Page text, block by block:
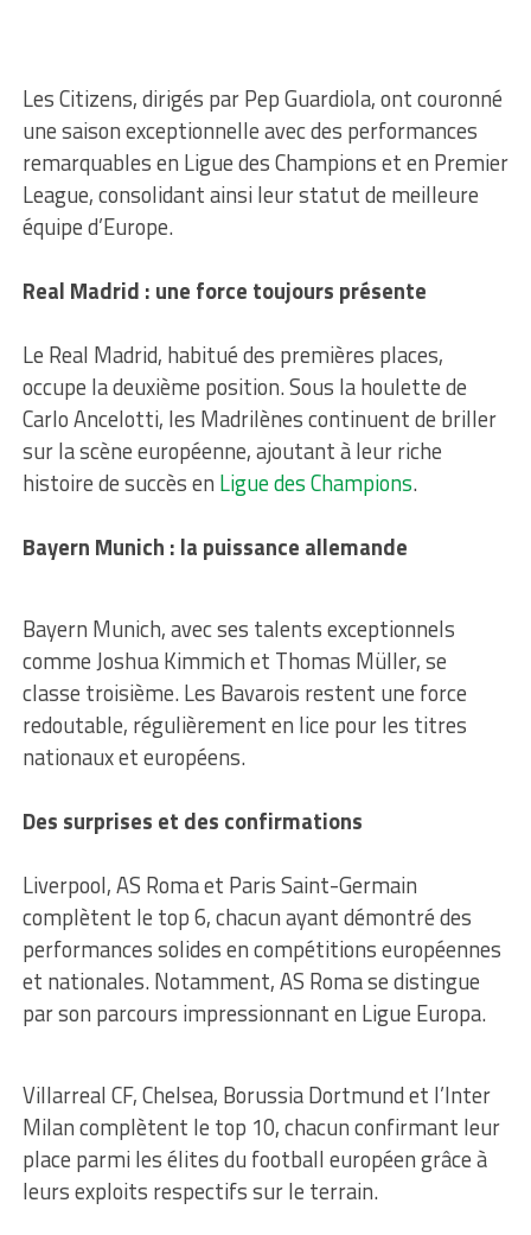
Les Citizens, dirigés par Pep Guardiola, ont couronné
une saison exceptionnelle avec des performances
remarquables en Ligue des Champions et en Premier
League, consolidant ainsi leur statut de meilleure
équipe d’Europe.
Real Madrid : une force toujours présente
Le Real Madrid, habitué des premières places,
occupe la deuxième position. Sous la houlette de
Carlo Ancelotti, les Madrilènes continuent de briller
sur la scène européenne, ajoutant à leur riche
histoire de succès en Ligue des Champions.
Bayern Munich : la puissance allemande
Bayern Munich, avec ses talents exceptionnels
comme Joshua Kimmich et Thomas Müller, se
classe troisième. Les Bavarois restent une force
redoutable, régulièrement en lice pour les titres
nationaux et européens.
Des surprises et des confirmations
Liverpool, AS Roma et Paris Saint-Germain
complètent le top 6, chacun ayant démontré des
performances solides en compétitions européennes
et nationales. Notamment, AS Roma se distingue
par son parcours impressionnant en Ligue Europa.
Villarreal CF, Chelsea, Borussia Dortmund et l’Inter
Milan complètent le top 10, chacun confirmant leur
place parmi les élites du football européen grâce à
leurs exploits respectifs sur le terrain.